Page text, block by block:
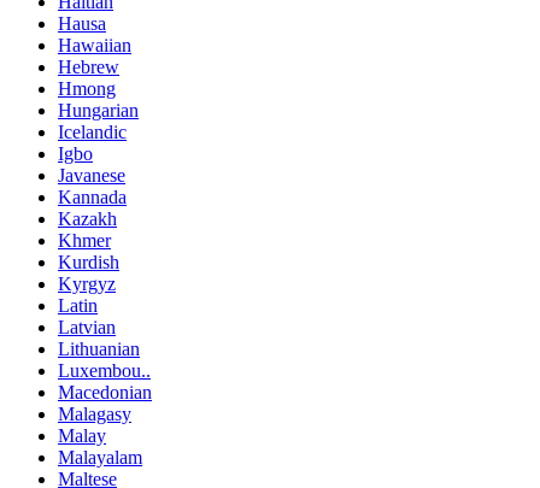
Hausa
Hawaiian
Hebrew
Hmong
Hungarian
Icelandic
Igbo
Javanese
Kannada
Kazakh
Khmer
Kurdish
Kyrgyz
Latin
Latvian
Lithuanian
Luxembou..
Macedonian
Malagasy
Malay
Malayalam
Maltese